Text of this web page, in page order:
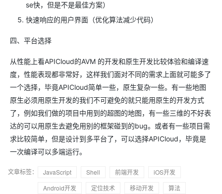
se快，但是不是最佳方案）
快速响应的用户界面（优化算法减少代码）
四、平台选择
从性能上看APICloud的AVM 的开发和原生开发比较体验和编译速
度，性能表现都非常好，这样我们面对不同的需求上面就可能多了
一个选择，毕竟APICloud简单一些，原生复杂一些。有一些地图
原生必须用原生开发的我们不可避免的就只能用原生的开发方式
了，例如我们做的项目中用到的超图的地图，有一些三维的不好表
达的可以用原生去避免用别的框架碰到的bug。或者有一些项目需
求比较简单，但是设计到多平台了，可以选择APICloud，毕竟是
一次编译可以多端运行。
文章标签： JavaScript Shell 前端开发
iOS开发
Android开发
定位技术 移动开发
算法